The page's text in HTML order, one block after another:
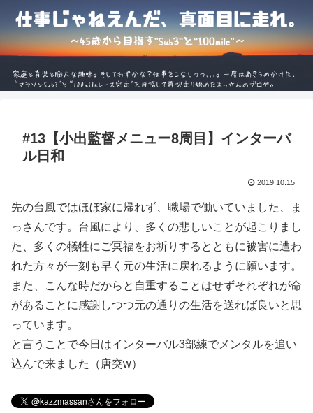
#13【小出監督メニュー8周目】インターバ
ル日和
2019.10.15
先の台風ではほぼ家に帰れず、職場で働いていました、ま
っさんです。台風により、多くの悲しいことが起こりまし
た、多くの犠牲にご冥福をお祈りするとともに被害に遭わ
れた方々が一刻も早く元の生活に戻れるように願います。
また、こんな時だからと自重することはせずそれぞれが命
があることに感謝しつつ元の通りの生活を送れば良いと思
っています。
と言うことで今日はインターバル3部練でメンタルを追い
込んで来ました（唐突w）